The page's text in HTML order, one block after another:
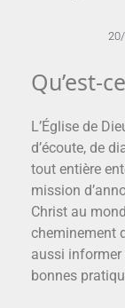
Qu’est-
L’Église de
d’écoute, de
tout entière
mission
Christ au
cheminement
aussi informer
bonnes